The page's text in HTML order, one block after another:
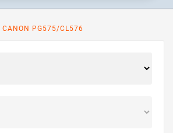
CANON PG575/CL576